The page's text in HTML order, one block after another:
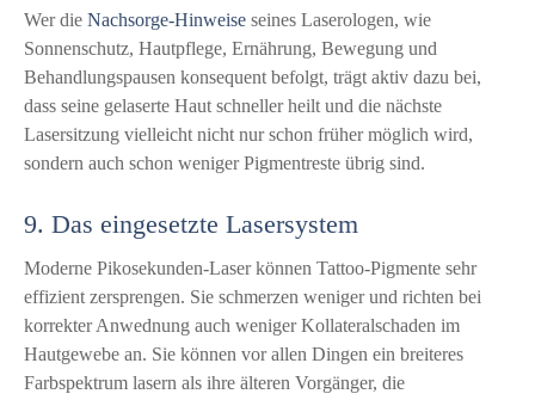
Wer die Nachsorge-Hinweise seines Laserologen, wie
Sonnenschutz, Hautpflege, Ernährung, Bewegung und
Behandlungspausen konsequent befolgt, trägt aktiv dazu bei,
dass seine gelaserte Haut schneller heilt und die nächste
Lasersitzung vielleicht nicht nur schon früher möglich wird,
sondern auch schon weniger Pigmentreste übrig sind.
9. Das eingesetzte Lasersystem
Moderne Pikosekunden-Laser können Tattoo-Pigmente sehr
effizient zersprengen. Sie schmerzen weniger und richten bei
korrekter Anwednung auch weniger Kollateralschaden im
Hautgewebe an. Sie können vor allen Dingen ein breiteres
Farbspektrum lasern als ihre älteren Vorgänger, die